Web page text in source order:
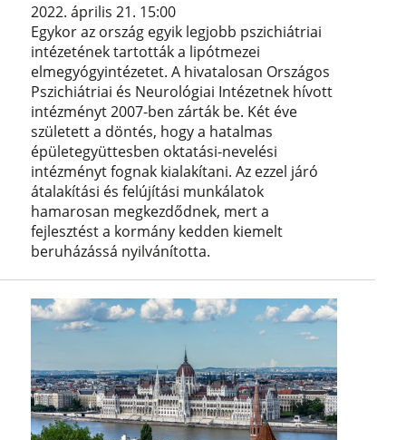
2022. április 21. 15:00
Egykor az ország egyik legjobb pszichiátriai
intézetének tartották a lipótmezei
elmegyógyintézetet. A hivatalosan Országos
Pszichiátriai és Neurológiai Intézetnek hívott
intézményt 2007-ben zárták be. Két éve
született a döntés, hogy a hatalmas
épületegyüttesben oktatási-nevelési
intézményt fognak kialakítani. Az ezzel járó
átalakítási és felújítási munkálatok
hamarosan megkezdődnek, mert a
fejlesztést a kormány kedden kiemelt
beruházássá nyilvánította.